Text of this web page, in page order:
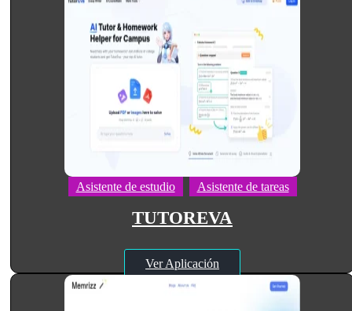
Asistente de estudio Asistente de tareas
TUTOREVA
Ver Aplicación